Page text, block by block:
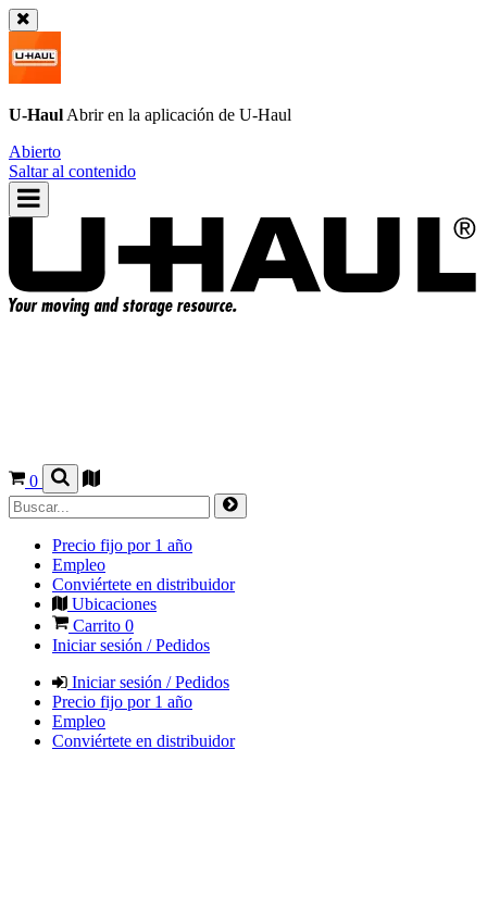
U-Haul Abrir en la aplicación de U-Haul
Abierto
Saltar al contenido
0
Precio fijo por 1 año
Empleo
Conviértete en distribuidor
Ubicaciones
Carrito 0
Iniciar sesión / Pedidos
Iniciar sesión / Pedidos
Precio fijo por 1 año
Empleo
Conviértete en distribuidor